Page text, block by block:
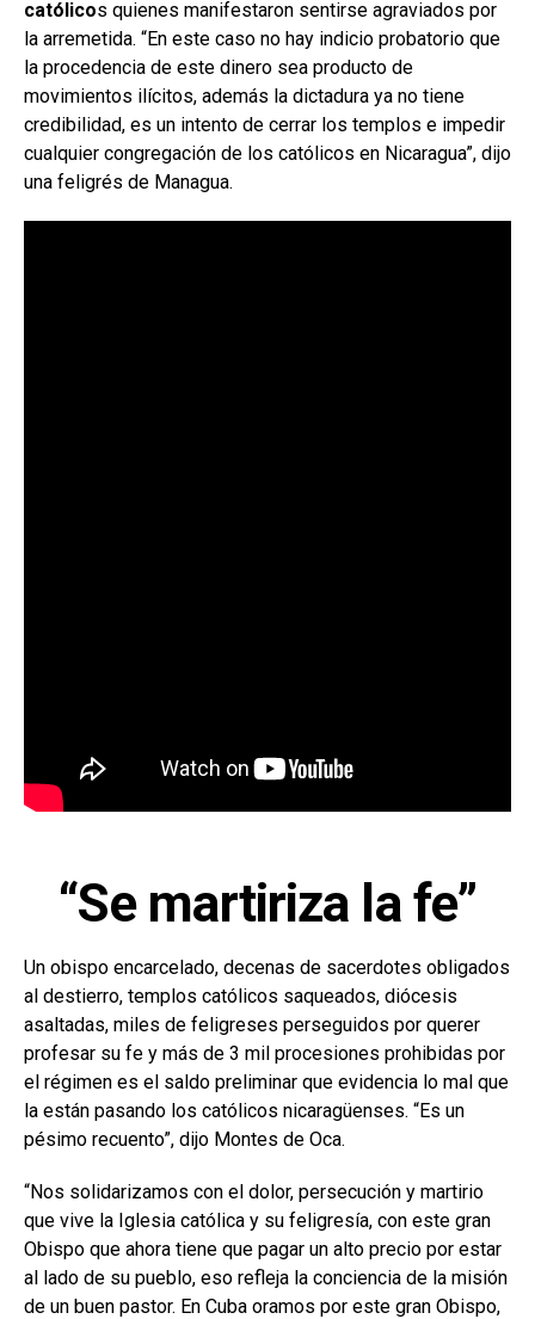
católicos quienes manifestaron sentirse agraviados por
la arremetida. “En este caso no hay indicio probatorio que
la procedencia de este dinero sea producto de
movimientos ilícitos, además la dictadura ya no tiene
credibilidad, es un intento de cerrar los templos e impedir
cualquier congregación de los católicos en Nicaragua”, dijo
una feligrés de Managua.
“Se martiriza la fe”
Un obispo encarcelado, decenas de sacerdotes obligados
al destierro, templos católicos saqueados, diócesis
asaltadas, miles de feligreses perseguidos por querer
profesar su fe y más de 3 mil procesiones prohibidas por
el régimen es el saldo preliminar que evidencia lo mal que
la están pasando los católicos nicaragüenses. “Es un
pésimo recuento”, dijo Montes de Oca.
“Nos solidarizamos con el dolor, persecución y martirio
que vive la Iglesia católica y su feligresía, con este gran
Obispo que ahora tiene que pagar un alto precio por estar
al lado de su pueblo, eso refleja la conciencia de la misión
de un buen pastor. En Cuba oramos por este gran Obispo,